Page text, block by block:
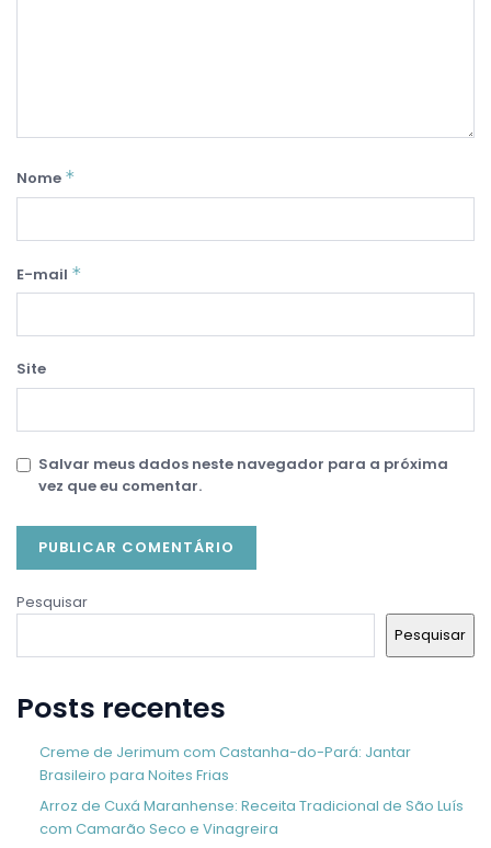
Nome *
E-mail *
Site
Salvar meus dados neste navegador para a próxima
vez que eu comentar.
Pesquisar
Pesquisar
Posts recentes
Creme de Jerimum com Castanha-do-Pará: Jantar
Brasileiro para Noites Frias
Arroz de Cuxá Maranhense: Receita Tradicional de São Luís
com Camarão Seco e Vinagreira